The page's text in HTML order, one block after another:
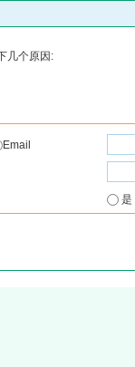
几个原因:
Email